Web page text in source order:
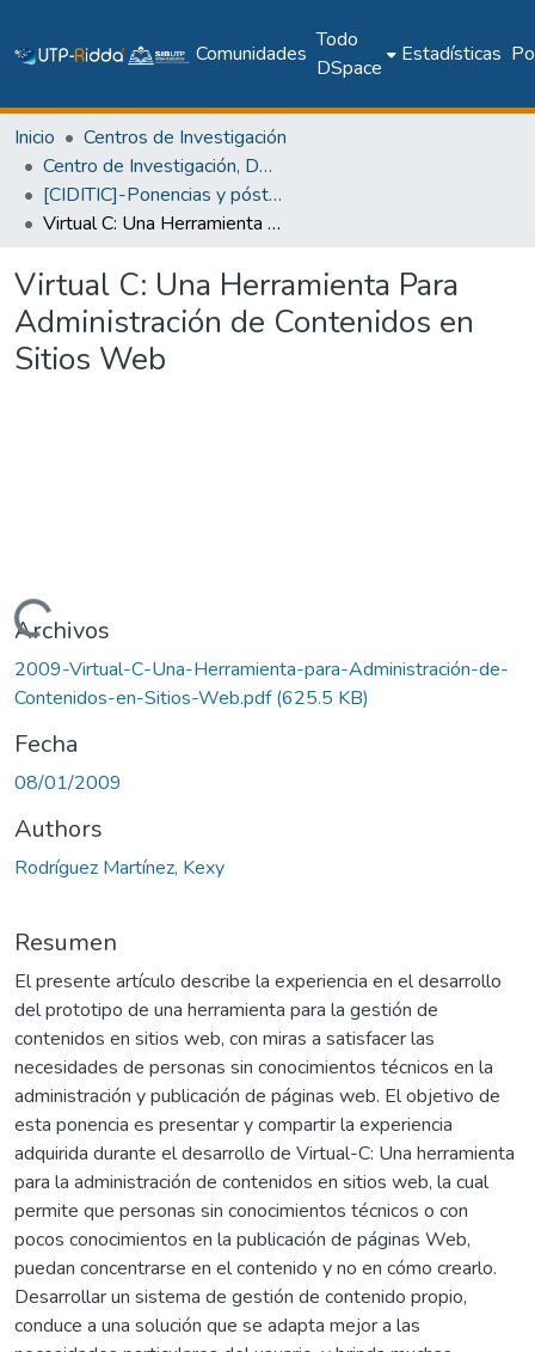
Comunidades
Todo
DSpace
Estadísticas
Inicio
Centros de Investigación
Centro de Investigación, Desarrollo e Innovación en TIC
[CIDITIC]-Ponencias y pósteres
Virtual C: Una Herramienta Para Administración de Contenidos en Sitios Web
Virtual C: Una Herramienta Para
Administración de Contenidos en
Sitios Web
Archivos
2009-Virtual-C-Una-Herramienta-para-Administración-de-
Contenidos-en-Sitios-Web.pdf(625.5 KB)
Fecha
08/01/2009
Authors
Rodríguez Martínez, Kexy
Resumen
El presente artículo describe la experiencia en el desarrollo
del prototipo de una herramienta para la gestión de
contenidos en sitios web, con miras a satisfacer las
necesidades de personas sin conocimientos técnicos en la
administración y publicación de páginas web. El objetivo de
esta ponencia es presentar y compartir la experiencia
adquirida durante el desarrollo de Virtual-C: Una herramienta
para la administración de contenidos en sitios web, la cual
permite que personas sin conocimientos técnicos o con
pocos conocimientos en la publicación de páginas Web,
puedan concentrarse en el contenido y no en cómo crearlo.
Desarrollar un sistema de gestión de contenido propio,
conduce a una solución que se adapta mejor a las